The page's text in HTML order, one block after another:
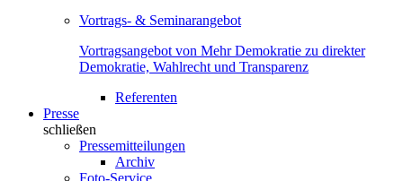
Vortrags- & Seminarangebot
Vortragsangebot von Mehr Demokratie zu direkter
Demokratie, Wahlrecht und Transparenz
Referenten
Presse
schließen
Pressemitteilungen
Archiv
Foto-Service